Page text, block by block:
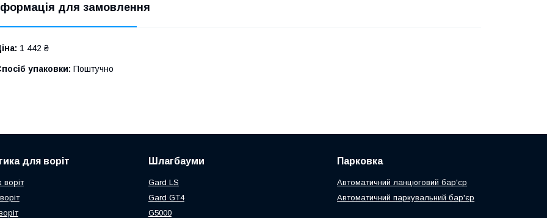
для замовлення
1 442 ₴
упаковки: Поштучно
для воріт Шлагбауми
Gard LS
Gard GT4
G5000
Парковка
Автоматичний ланцюговий бар'єр
Автоматичний паркувальний бар'єр